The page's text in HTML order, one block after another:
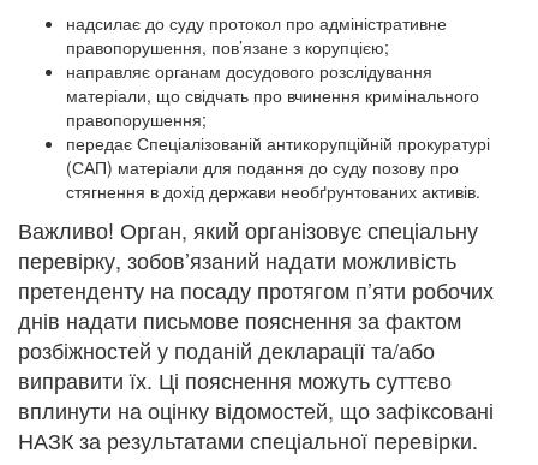
надсилає до суду протокол про адміністративне
правопорушення, пов’язане з корупцією;
направляє органам досудового розслідування
матеріали, що свідчать про вчинення кримінального
правопорушення;
передає Спеціалізованій антикорупційній прокуратурі
(САП) матеріали для подання до суду позову про
стягнення в дохід держави необґрунтованих активів.
Важливо! Орган, який організовує спеціальну
перевірку, зобов’язаний надати можливість
претенденту на посаду протягом п’яти робочих
днів надати письмове пояснення за фактом
розбіжностей у поданій декларації та/або
виправити їх. Ці пояснення можуть суттєво
вплинути на оцінку відомостей, що зафіксовані
НАЗК за результатами спеціальної перевірки.